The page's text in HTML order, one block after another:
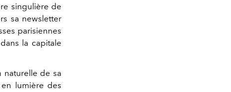
singulière de
sa newsletter
parisiennes
la capitale
naturelle de sa
lumière des